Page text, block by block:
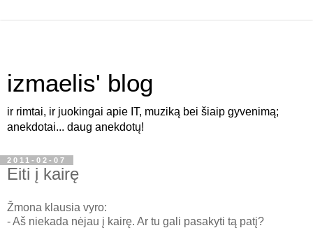
izmaelis' blog
ir rimtai, ir juokingai apie IT, muziką bei šiaip gyvenimą;
anekdotai... daug anekdotų!
2011-02-07
Eiti į kairę
Žmona klausia vyro:
- Aš niekada nėjau į kairę. Ar tu gali pasakyti tą patį?